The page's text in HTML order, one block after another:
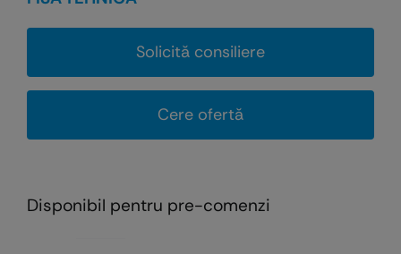
Solicită consiliere
Cere ofertă
Disponibil pentru pre-comenzi